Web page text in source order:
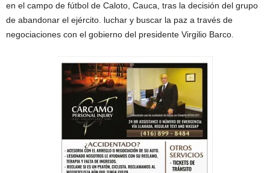
en el campo de fútbol de Caloto, Cauca, tras la decisión del grupo
de abandonar el ejército. luchar y buscar la paz a través de
negociaciones con el gobierno del presidente Virgilio Barco.